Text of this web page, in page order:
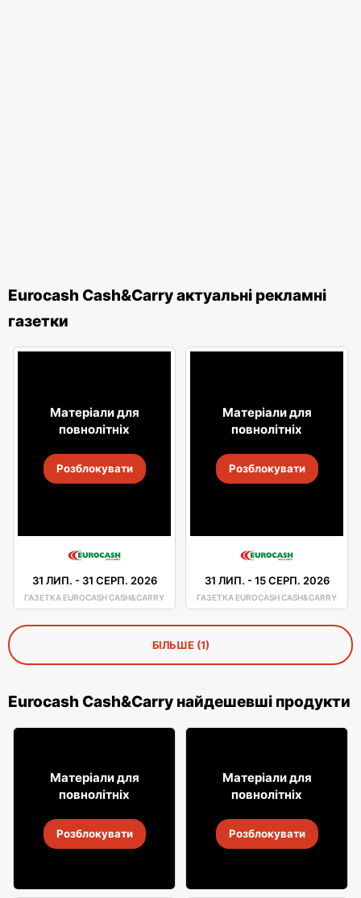
Eurocash Cash&Carry актуальні рекламні
газетки
Матеріали для
повнолітніх
Розблокувати
31 ЛИП. - 31 СЕРП. 2026
ГАЗЕТКА EUROCASH CASH&CARRY
Матеріали для
повнолітніх
Розблокувати
31 ЛИП. -15 СЕРП. 2026
ГАЗЕТКА EUROCASH CASH&CARRY
БІЛЬШЕ (1)
Eurocash Cash&Carry найдешевші продукти
75
31 лип.-15 серп. 2026
Матеріали для
повнолітніх
Розблокувати
75 02
31 лип.-15 серп. 2026
Матеріали для
повнолітніх
Розблокувати